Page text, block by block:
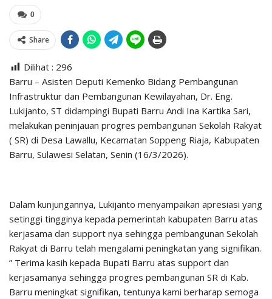
0
Share
Dilihat : 296
Barru – Asisten Deputi Kemenko Bidang Pembangunan
Infrastruktur dan Pembangunan Kewilayahan, Dr. Eng.
Lukijanto, ST didampingi Bupati Barru Andi Ina Kartika Sari,
melakukan peninjauan progres pembangunan Sekolah Rakyat
( SR) di Desa Lawallu, Kecamatan Soppeng Riaja, Kabupaten
Barru, Sulawesi Selatan, Senin (16/3/2026).
Dalam kunjungannya, Lukijanto menyampaikan apresiasi yang
setinggi tingginya kepada pemerintah kabupaten Barru atas
kerjasama dan support nya sehingga pembangunan Sekolah
Rakyat di Barru telah mengalami peningkatan yang signifikan.
” Terima kasih kepada Bupati Barru atas support dan
kerjasamanya sehingga progres pembangunan SR di Kab.
Barru meningkat signifikan, tentunya kami berharap semoga